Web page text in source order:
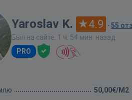
Yaroslav K. 4.9 · 55
Был на сайте: 1 ч. 54 мин. назад
PRO
50,00€/M2